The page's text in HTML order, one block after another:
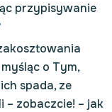
przypisywanie
o Tym,
spada, ze
– zobaczcie! – jak